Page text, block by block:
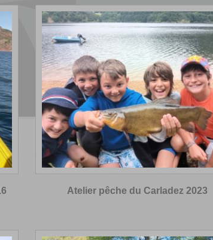
Atelier pêche du Carladez 2023